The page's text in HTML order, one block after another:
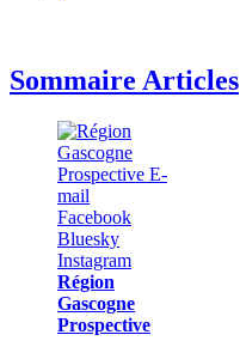
Sommaire Articles
Région
Gascogne
Prospective